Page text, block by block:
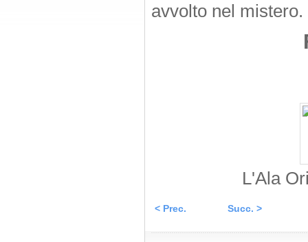
avvolto nel mistero.
L'Ala
< Prec. Succ. >